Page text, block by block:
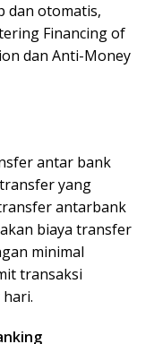
dan otomatis,
Financing of
dan Anti-Money
antar bank
yang
antarbank
biaya transfer
minimal
transaksi